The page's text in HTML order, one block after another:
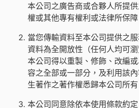
本公司之廣告商或合夥人所提
權或其他專有權利或法律所保障
當您傳輸資料至本公司提供之
資料為全開放性（任何人均可
本公司得以重製、修飾、改編
容之全部或一部分，及利用該
生著作之著作權悉歸本公司所有
本公司同意除依本使用條款約